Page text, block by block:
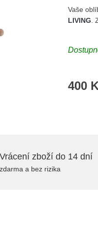
Vaše
LIVING .
400
Vrácení zboží do 14 dní
zdarma a bez rizika